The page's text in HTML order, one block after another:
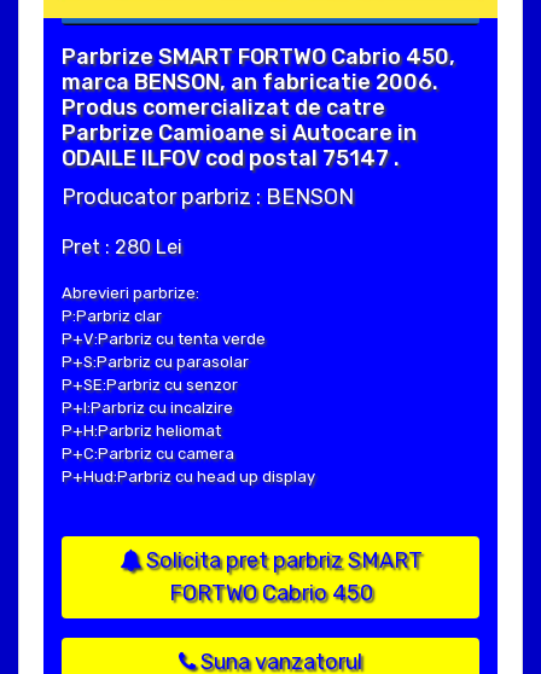
Parbrize SMART FORTWO Cabrio 450,
marca BENSON, an fabricatie 2006.
Produs comercializat de catre
Parbrize Camioane si Autocare in
ODAILE ILFOV cod postal 75147 .
Producator parbriz : BENSON
Pret : 280 Lei
Abrevieri parbrize:
P:Parbriz clar
P+V:Parbriz cu tenta verde
P+S:Parbriz cu parasolar
P+SE:Parbriz cu senzor
P+I:Parbriz cu incalzire
P+H:Parbriz heliomat
P+C:Parbriz cu camera
P+Hud:Parbriz cu head up display
Solicita pret parbriz SMART
FORTWO Cabrio 450
Suna vanzatorul